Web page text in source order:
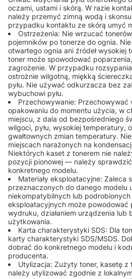
oczami, ustami i skórą. W razie
należy przemyć zimną wodą i
przypadku kontaktu ze skórą umyć
Ostrzeżenia: Nie wrzucać
pojemników po tonerze do ognia.
otwartego ognia ani źródeł wysokiej
toner może spowodować
zagrożenie. W przypadku
ostrożnie wilgotną, miękką
pyłu. Nie używać odkurzacza bez
wybuchowi pyłu.
Przechowywanie: Przechowywać
opakowaniu do momentu użycia, w
miejscu, z dala od bezpośredniego
wilgoci, pyłu, wysokiej temperatury,
gwałtownych zmian temperatury.
miejscach narażonych na
Niektórych kaset z tonerem nie
pozycji pionowej — należy
konkretnego modelu.
Materiały eksploatacyjne: Zaleca
przeznaczonych do danego modelu
niekompatybilnych lub podrobionych
eksploatacyjnych może powodować
wydruku, działaniem urządzenia lub
użytkowania.
Karta charakterystyki SDS: Dla
karty charakterystyki SDS/MSDS.
dobrać do konkretnego modelu i
producenta.
Utylizacja: Zużyty toner, kasetę z
należy utylizować zgodnie z